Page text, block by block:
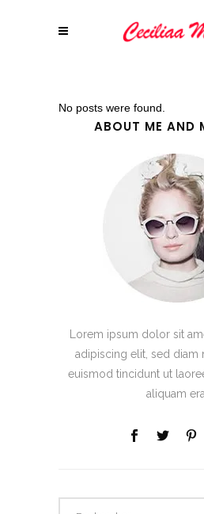
No posts were found.
ABOUT ME AND
Lorem ipsum dolor sit
adipiscing elit, sed diam
euismod tincidunt ut
aliquam